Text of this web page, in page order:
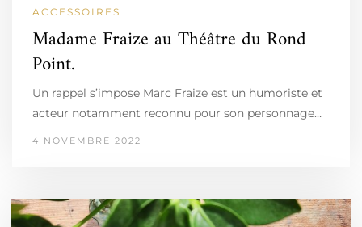
ACCESSOIRES
Madame Fraize au Théâtre du Rond
Point.
Un rappel s’impose Marc Fraize est un humoriste et
acteur notamment reconnu pour son personnage…
4 NOVEMBRE 2022